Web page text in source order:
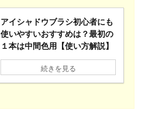
アイシャドウブラシ初心者にも
使いやすいおすすめは？最初の
１本は中間色用【使い方解説】
続きを見る